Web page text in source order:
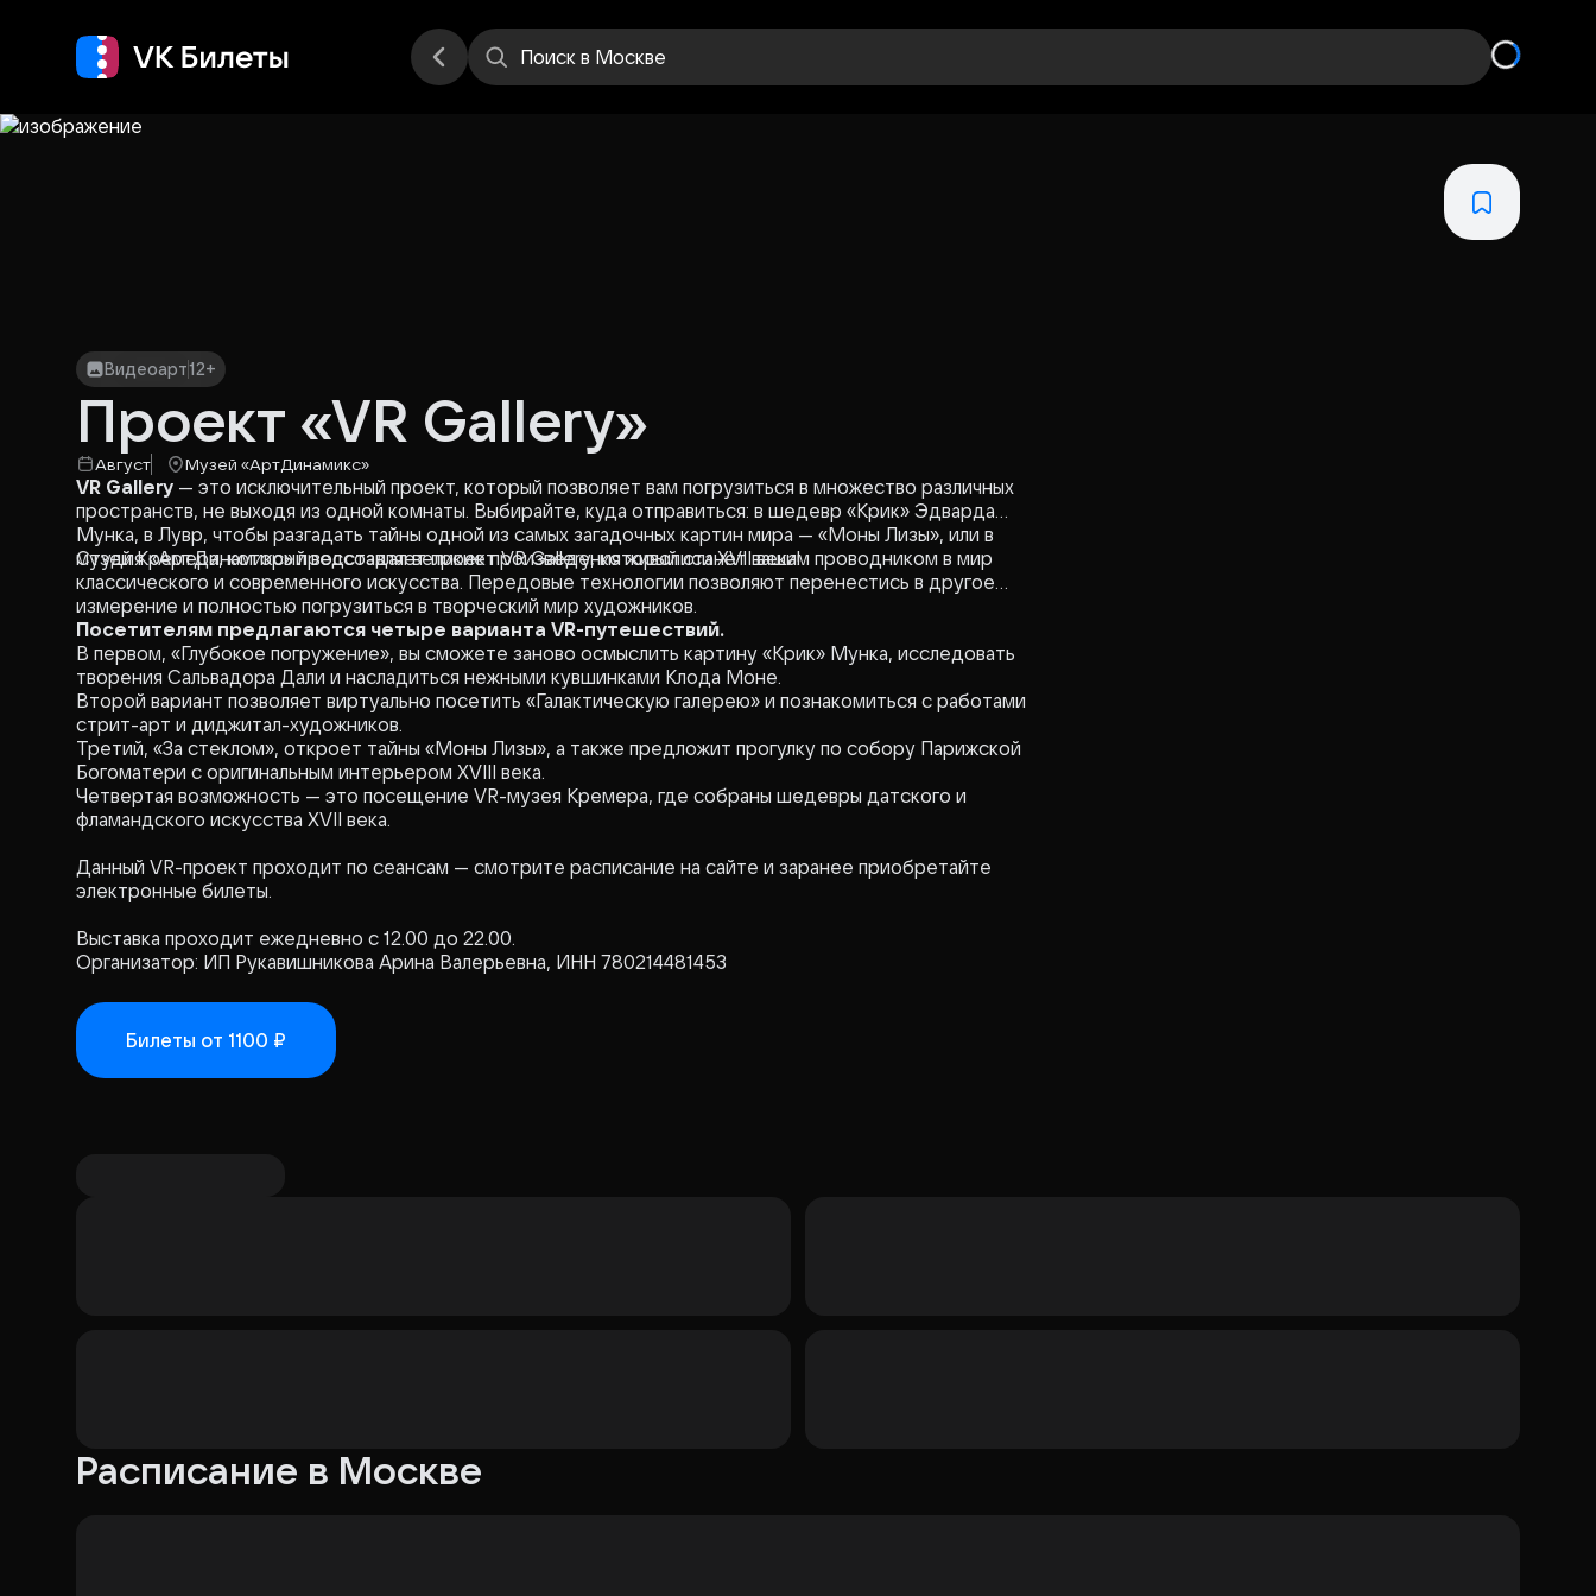
Поиск в Москве
Видеоарт12+
Проект «VR Gallery»
Август Музей «АртДинамикс»
VR Gallery — это исключительный проект, который позволяет вам погрузиться в множество различных
пространств, не выходя из одной комнаты. Выбирайте, куда отправиться: в шедевр «Крик» Эдварда
Мунка, в Лувр, чтобы разгадать тайны одной из самых загадочных картин мира — «Моны Лизы», или в
музей Кремера, который воссоздал великие произведения живописи XVII века!
Студия «АртДинамикс» представляет проект VR Gallery, который станет вашим проводником в мир
классического и современного искусства. Передовые технологии позволяют перенестись в другое
измерение и полностью погрузиться в творческий мир художников.
Посетителям предлагаются четыре варианта VR-путешествий.
В первом, «Глубокое погружение», вы сможете заново осмыслить картину «Крик» Мунка, исследовать
творения Сальвадора Дали и насладиться нежными кувшинками Клода Моне.
Второй вариант позволяет виртуально посетить «Галактическую галерею» и познакомиться с работами
стрит-арт и диджитал-художников.
Третий, «За стеклом», откроет тайны «Моны Лизы», а также предложит прогулку по собору Парижской
Богоматери с оригинальным интерьером XVIII века.
Четвертая возможность — это посещение VR-музея Кремера, где собраны шедевры датского и
фламандского искусства XVII века.
Данный VR-проект проходит по сеансам — смотрите расписание на сайте и заранее приобретайте
электронные билеты.
Выставка проходит ежедневно с 12.00 до 22.00.
Организатор: ИП Рукавишникова Арина Валерьевна, ИНН 780214481453
Билеты от 1100 ₽
Расписание в Москве